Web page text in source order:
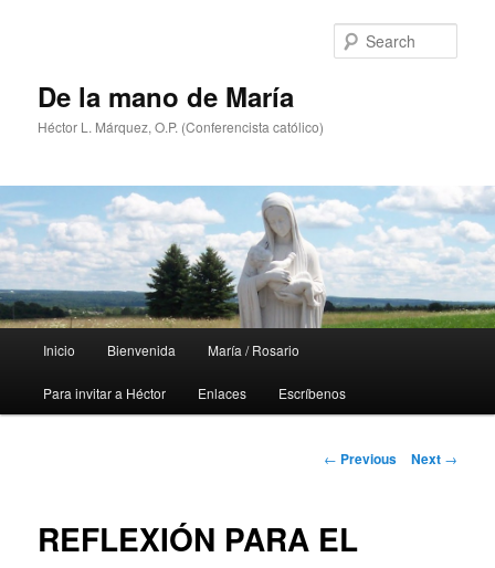
De la mano de María
Héctor L. Márquez, O.P. (Conferencista católico)
Inicio Bienvenida María / Rosario
Para invitar a Héctor Enlaces Escríbenos
Post
← Previous Next →
REFLEXIÓN PARA EL